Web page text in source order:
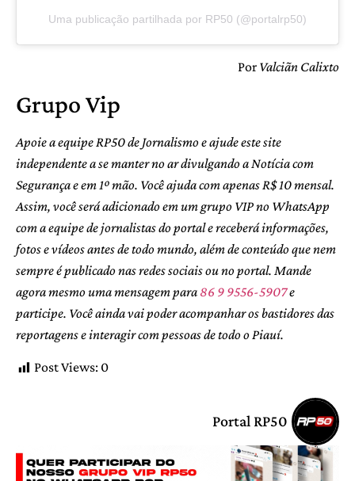
Uma publicação partilhada por RP50 (@portalrp50)
Por Valciãn Calixto
Grupo Vip
Apoie a equipe RP50 de Jornalismo e ajude este site
independente a se manter no ar divulgando a Notícia com
Segurança e em 1º mão. Você ajuda com apenas R$ 10 mensal.
Assim, você será adicionado em um grupo VIP no WhatsApp
com a equipe de jornalistas do portal e receberá informações,
fotos e vídeos antes de todo mundo, além de conteúdo que nem
sempre é publicado nas redes sociais ou no portal. Mande
agora mesmo uma mensagem para 86 9 9556-5907e
participe. Você ainda vai poder acompanhar os bastidores das
reportagens e interagir com pessoas de todo o Piauí.
Post Views: 0
Portal RP50